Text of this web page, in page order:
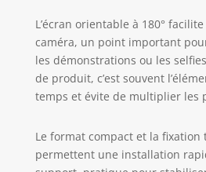
vos amis ! Si vous
questions sur le
pas à contacter notre
clientèle.
L’écran orientable à 180°
caméra, un point important
les démonstrations ou les
de produit, c’est souvent
temps et évite de multiplier les
Le format compact et la fixation
permettent une installation